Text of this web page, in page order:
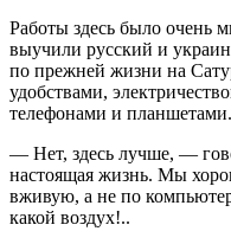
Работы здесь было очень
выучили русский и украи
по прежней жизни на
удобствами,
телефонами и планшетами.
— Нет, здесь лучше, —
настоящая жизнь. Мы
вживую, а не по
какой воздух!..